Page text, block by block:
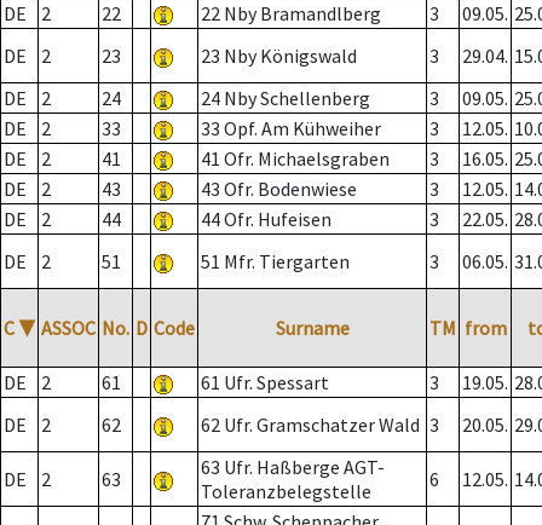
DE
2 22 22 Nby Bramandlberg 3 09.05.
DE
2 23 23 Nby Königswald 3 29.04.
DE
2 24 24 Nby Schellenberg 3 09.05.
DE
2 33 33 Opf. Am Kühweiher 3 12.05.
DE
2 41 41 Ofr. Michaelsgraben 3 16.05.
DE
2 43 43 Ofr. Bodenwiese 3 12.05.
DE
2 44 44 Ofr. Hufeisen 3 22.05.
DE
2 51 51 Mfr. Tiergarten 3 06.05.
C ▼ ASSOC No. D Code Surname TM from
DE 2 61 61 Ufr. Spessart 3 19.05.
DE
2 62 62 Ufr. Gramschatzer Wald 3 20.05.
DE 2 63
63 Ufr. Haßberge AGT-
Toleranzbelegstelle
6 12.05.